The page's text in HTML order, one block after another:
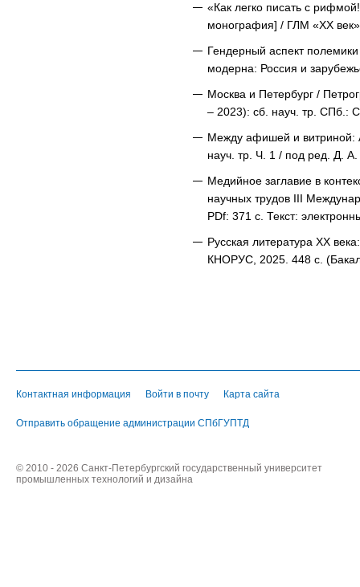
«Как легко писать с
монография] / ГЛМ «XX
Гендерный аспект
модерна: Россия и
Москва и Петербург /
– 2023): сб. науч. тр. СПб.:
Между афишей и витриной:
науч. тр. Ч. 1 / под ред. Д.
Медийное заглавие в
научных трудов III
PDf: 371 с. Текст:
Русская литература ХХ
КНОРУС, 2025. 448 с.
Контактная информация Войти в почту Карта сайта
Отправить обращение администрации СПбГУПТД
© 2010 - 2026 Санкт-Петербургский государственный университет
промышленных технологий и дизайна